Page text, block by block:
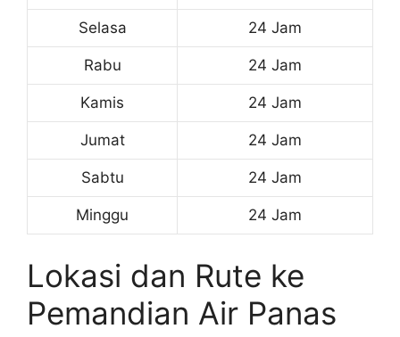
Selasa 24 Jam
Rabu 24 Jam
Kamis 24 Jam
Jumat 24 Jam
Sabtu 24 Jam
Minggu 24 Jam
Lokasi dan Rute ke
Pemandian Air Panas